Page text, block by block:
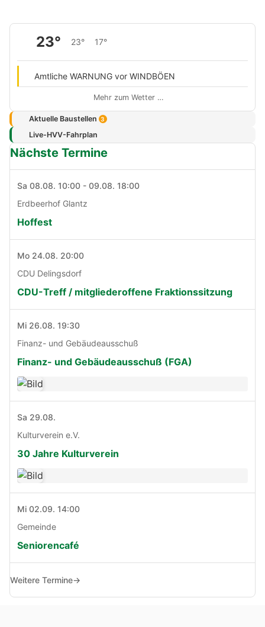
23° 23° 17°
Amtliche WARNUNG vor WINDBÖEN
Mehr zum Wetter …
Aktuelle Baustellen 3
Live-HVV-Fahrplan
Nächste Termine
Sa 08.08. 10:00 - 09.08. 18:00
Erdbeerhof Glantz
Hoffest
Mo 24.08. 20:00
CDU Delingsdorf
CDU-Treff / mitgliederoffene Fraktionssitzung
Mi 26.08. 19:30
Finanz- und Gebäudeausschuß
Finanz- und Gebäudeausschuß (FGA)
Sa 29.08.
Kulturverein e.V.
30 Jahre Kulturverein
Mi 02.09. 14:00
Gemeinde
Seniorencafé
Weitere Termine→